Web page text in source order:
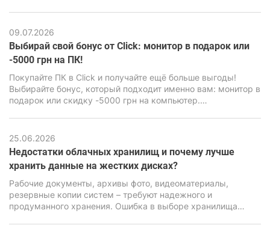
способный нагрузить даже современные ПК, особенно
бюджетного класса.
09.07.2026
Выбирай свой бонус от Click: монитор в подарок или
-5000 грн на ПК!
Покупайте ПК в Click и получайте ещё больше выгоды!
Выбирайте бонус, который подходит именно вам: монитор в
подарок или скидку -5000 грн на компьютер.
25.06.2026
Недостатки облачных хранилищ и почему лучше
хранить данные на жестких дисках?
Рабочие документы, архивы фото, видеоматериалы,
резервные копии систем – требуют надежного и
продуманного хранения. Ошибка в выборе хранилища